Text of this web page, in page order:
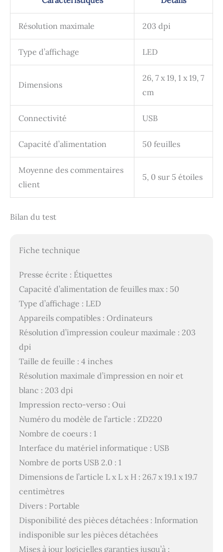
Résolution maximale 203 dpi
Type d’affichage LED
Dimensions
26, 7 x 19, 1 x 19, 7
cm
Connectivité USB
Capacité d’alimentation 50 feuilles
Moyenne des commentaires
client
5, 0 sur 5 étoiles
Bilan du test
Fiche technique
Presse écrite : Étiquettes
Capacité d’alimentation de feuilles max : 50
Type d’affichage : LED
Appareils compatibles : Ordinateurs
Résolution d’impression couleur maximale : 203
dpi
Taille de feuille : 4 inches
Résolution maximale d’impression en noir et
blanc : 203 dpi
Impression recto-verso : Oui
Numéro du modèle de l’article : ZD220
Nombre de coeurs : 1
Interface du matériel informatique : USB
Nombre de ports USB 2.0 : 1
Dimensions de l’article L x L x H : 26.7 x 19.1 x 19.7
centimètres
Divers : Portable
Disponibilité des pièces détachées : Information
indisponible sur les pièces détachées
Mises à jour logicielles garanties jusqu’à :